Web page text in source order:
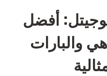
أفضل
والبارات